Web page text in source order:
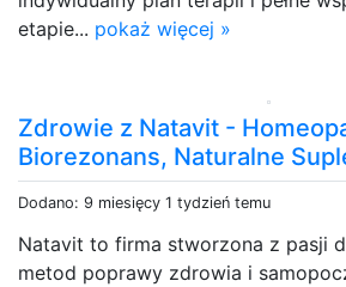
etapie... pokaż więcej »
Zdrowie z Natavit -
Biorezonans, Naturalne
Dodano: 9 miesięcy 1 tydzień temu
Natavit to firma stworzona z pasji
metod poprawy zdrowia i